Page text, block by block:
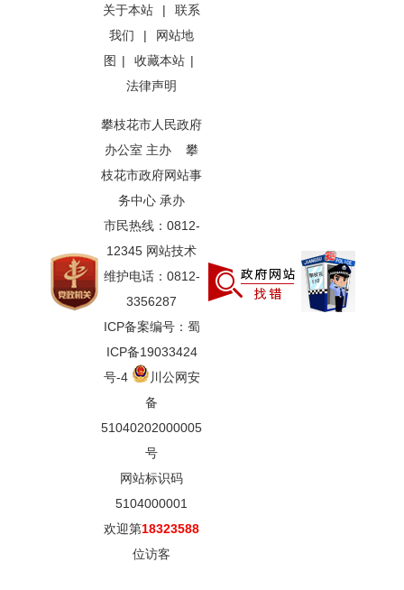
关于本站 |
联系
我们
|
网站地
图 | 收藏本站 |
法律声明
攀枝花市人民政府
办公室 主办 攀
枝花市政府网站事
务中心 承办
市民热线：0812-
12345 网站技术
维护电话：0812-
3356287
ICP备案编号：蜀
ICP备19033424
号-4
川公网安
备
51040202000005
号
网站标识码
5104000001
欢迎第18323588
位访客